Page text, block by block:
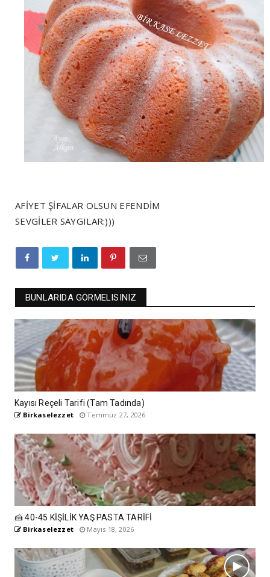
AFİYET ŞİFALAR OLSUN EFENDİM
SEVGİLER SAYGILAR:)))
BUNLARIDA GÖRMELISINIZ
Kayısı Reçeli Tarifi (Tam Tadında)
Birkaselezzet Temmuz 27, 2026
🍰 40-45 KİŞİLİK YAŞ PASTA TARİFİ
Birkaselezzet Mayıs 18, 2026